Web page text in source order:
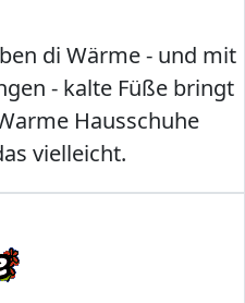
di Wärme - und mit
- kalte Füße bringt
Hausschuhe
vielleicht.